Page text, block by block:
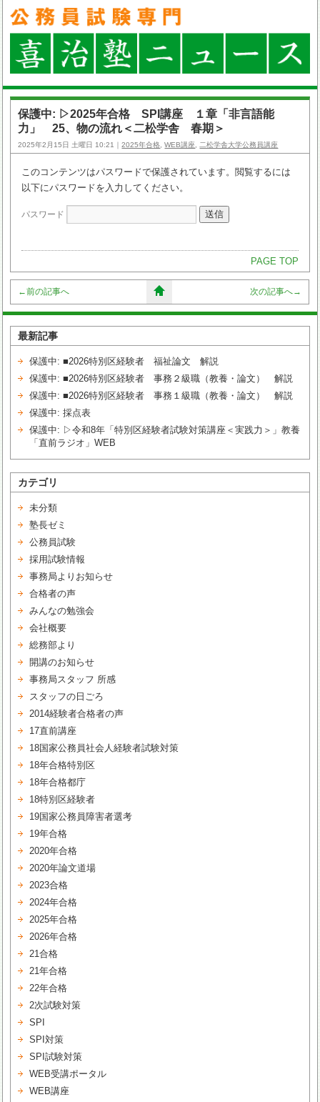
保護中: ▷2025年合格 SPI講座 １章「非言語能
力」 25、物の流れ＜二松学舎 春期＞
2025年2月15日 土曜日 10:21｜2025年合格,WEB講座,二松学舎大学公務員講座
このコンテンツはパスワードで保護されています。閲覧するには
以下にパスワードを入力してください。
パスワード
PAGE TOP
←前の記事へ 次の記事へ→
最新記事
保護中: ■2026特別区経験者 福祉論文 解説
保護中: ■2026特別区経験者 事務２級職（教養・論文） 解説
保護中: ■2026特別区経験者 事務１級職（教養・論文） 解説
保護中: 採点表
保護中: ▷令和8年「特別区経験者試験対策講座＜実践力＞」教養
「直前ラジオ」WEB
カテゴリ
未分類
塾長ゼミ
公務員試験
採用試験情報
事務局よりお知らせ
合格者の声
みんなの勉強会
会社概要
総務部より
開講のお知らせ
事務局スタッフ 所感
スタッフの日ごろ
2014経験者合格者の声
17直前講座
18国家公務員社会人経験者試験対策
18年合格特別区
18年合格都庁
18特別区経験者
19国家公務員障害者選考
19年合格
2020年合格
2020年論文道場
2023合格
2024年合格
2025年合格
2026年合格
21合格
21年合格
22年合格
2次試験対策
SPI
SPI対策
SPI試験対策
WEB受講ポータル
WEB講座